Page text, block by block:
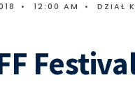
• 12:00 AM • DZIAŁ